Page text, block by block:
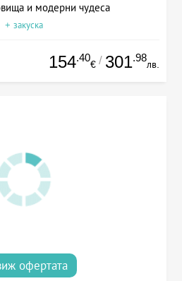
и модерни чудеса
+ закуска
154.40
€ / 301.98
лв.
офертата